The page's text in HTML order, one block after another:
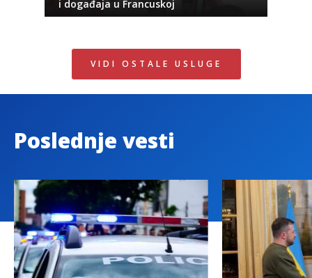
i događaja u Francuskoj
VIDI OSTALE USLUGE
Poslednje vesti